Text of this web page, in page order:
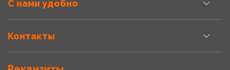
С нами удобно
Контакты